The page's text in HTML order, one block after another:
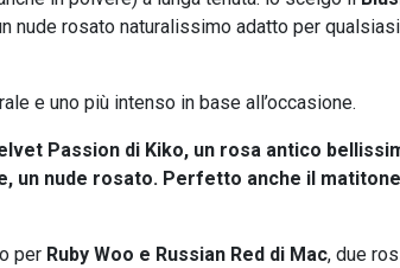
nude rosato naturalissimo adatto per
e uno più intenso in base all’occasione.
Passion di Kiko, un rosa antico
un nude rosato. Perfetto anche il
per Ruby Woo e Russian Red di Mac, due